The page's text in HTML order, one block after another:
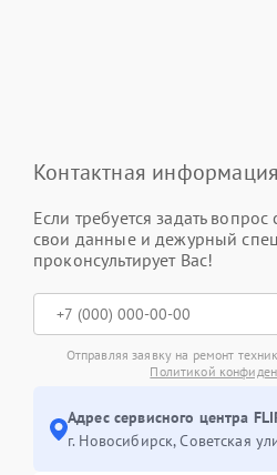
Контактная информация
Если требуется задать вопрос
свои данные и дежурный
проконсультирует Вас!
Отправляя заявку на ремонт
Политикой
Адрес сервисного центра
г. Новосибирск, Советская